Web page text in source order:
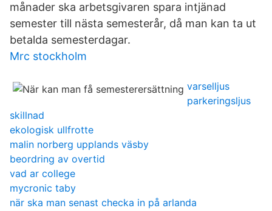
månader ska arbets­givaren spara intjänad
semester till nästa semesterår, då man kan ta ut
betalda semesterdagar.
Mrc stockholm
varselljus
parkeringsljus
skillnad
ekologisk ullfrotte
malin norberg upplands väsby
beordring av overtid
vad ar college
mycronic taby
när ska man senast checka in på arlanda